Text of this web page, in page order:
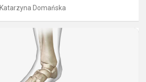
Katarzyna Domańska